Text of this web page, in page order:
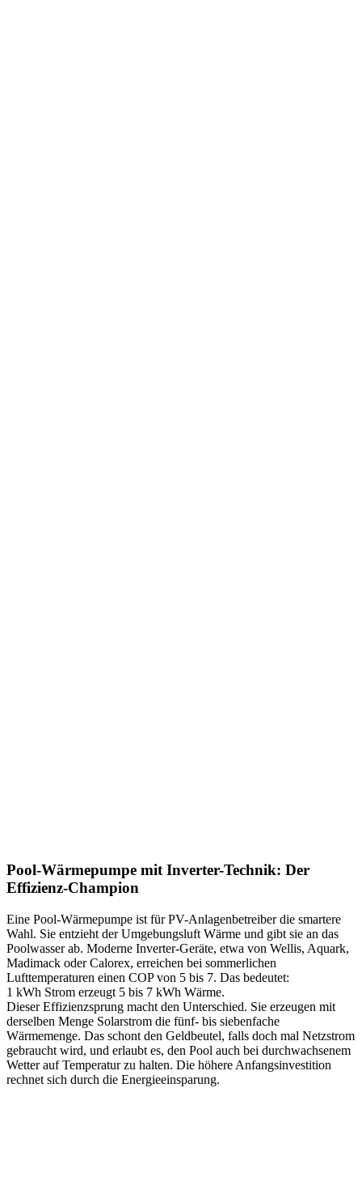
Pool-Wärmepumpe mit Inverter-Technik: Der
Effizienz-Champion
Eine Pool-Wärmepumpe ist für PV-Anlagenbetreiber die smartere
Wahl. Sie entzieht der Umgebungsluft Wärme und gibt sie an das
Poolwasser ab. Moderne Inverter-Geräte, etwa von Wellis, Aquark,
Madimack oder Calorex, erreichen bei sommerlichen
Lufttemperaturen einen COP von 5 bis 7. Das bedeutet:
1 kWh Strom erzeugt 5 bis 7 kWh Wärme.
Dieser Effizienzsprung macht den Unterschied. Sie erzeugen mit
derselben Menge Solarstrom die fünf- bis siebenfache
Wärmemenge. Das schont den Geldbeutel, falls doch mal Netzstrom
gebraucht wird, und erlaubt es, den Pool auch bei durchwachsenem
Wetter auf Temperatur zu halten. Die höhere Anfangsinvestition
rechnet sich durch die Energieeinsparung.